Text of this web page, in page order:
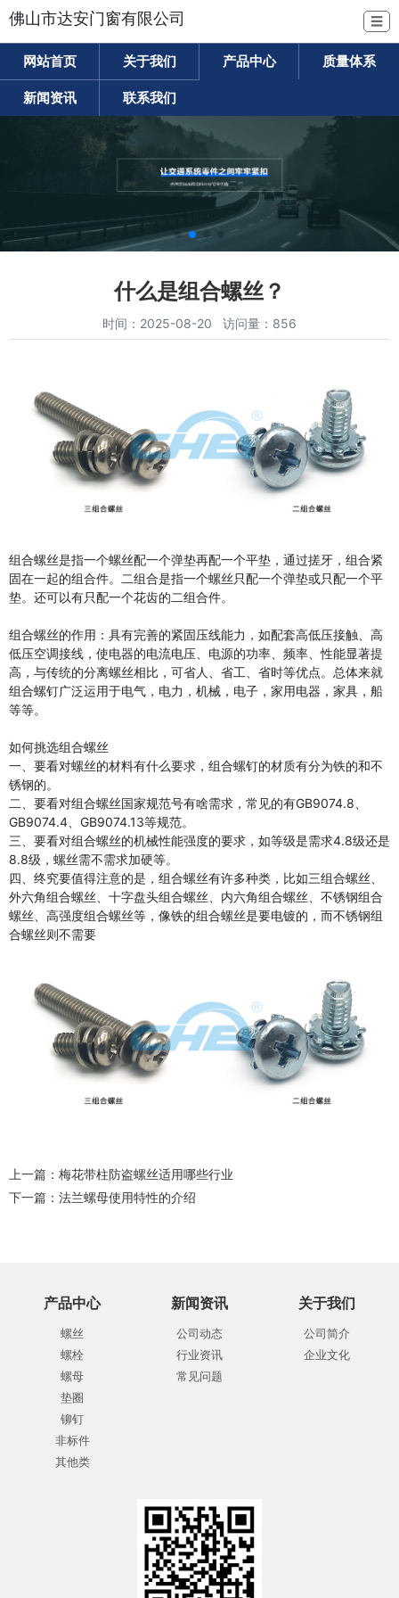
佛山市达安门窗有限公司 ☰
网站首页 关于我们 产品中心 质量体系
新闻资讯 联系我们
什么是组合螺丝？
时间：2025-08-20 访问量：856
组合螺丝是指一个螺丝配一个弹垫再配一个平垫，通过搓牙，组合紧
固在一起的组合件。二组合是指一个螺丝只配一个弹垫或只配一个平
垫。还可以有只配一个花齿的二组合件。
组合螺丝的作用：具有完善的紧固压线能力，如配套高低压接触、高
低压空调接线，使电器的电流电压、电源的功率、频率、性能显著提
高，与传统的分离螺丝相比，可省人、省工、省时等优点。总体来就
组合螺钉广泛运用于电气，电力，机械，电子，家用电器，家具，船
等等。
如何挑选组合螺丝
一、要看对螺丝的材料有什么要求，组合螺钉的材质有分为铁的和不
锈钢的。
二、要看对组合螺丝国家规范号有啥需求，常见的有GB9074.8、
GB9074.4、GB9074.13等规范。
三、要看对组合螺丝的机械性能强度的要求，如等级是需求4.8级还是
8.8级，螺丝需不需求加硬等。
四、终究要值得注意的是，组合螺丝有许多种类，比如三组合螺丝、
外六角组合螺丝、十字盘头组合螺丝、内六角组合螺丝、不锈钢组合
螺丝、高强度组合螺丝等，像铁的组合螺丝是要电镀的，而不锈钢组
合螺丝则不需要
上一篇： 梅花带柱防盗螺丝适用哪些行业
下一篇： 法兰螺母使用特性的介绍
产品中心
螺丝
螺栓
螺母
垫圈
铆钉
非标件
其他类
新闻资讯
公司动态
行业资讯
常见问题
关于我们
公司简介
企业文化